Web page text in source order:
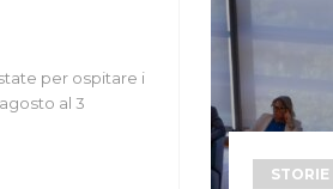
per ospitare i
al 3
STORIE